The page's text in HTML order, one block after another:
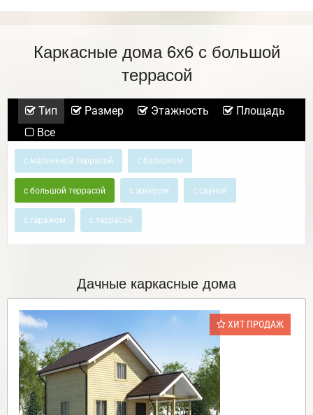
Каркасные дома 6х6 с большой
террасой
Тип Размер Этажность
Площадь
Все
с маленькой террасой с балконом
с большой террасой с эркером с сауной
с гаражом с террасой
Дачные каркасные дома
ХИТ ПРОДАЖ